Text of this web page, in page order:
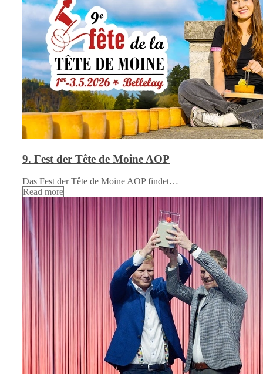
9. Fest der Tête de Moine AOP
Das Fest der Tête de Moine AOP findet…
Read more